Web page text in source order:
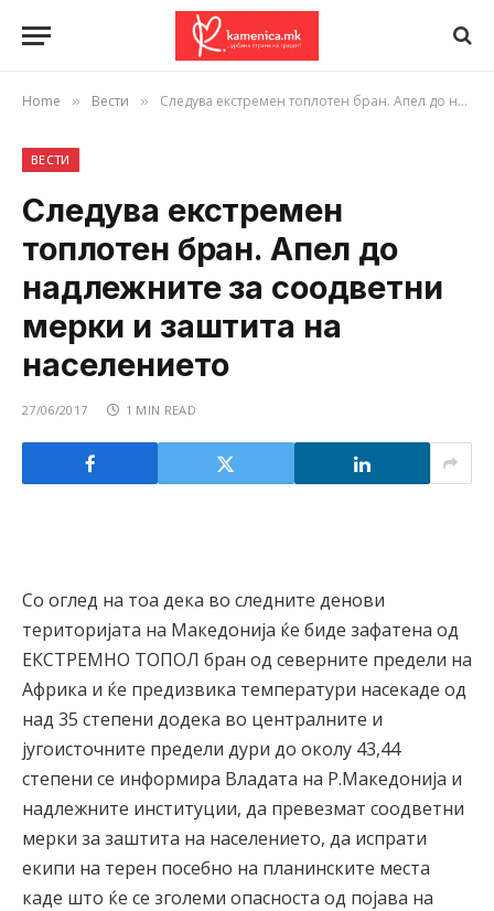
Home » Вести » Следува екстремен топлотен бран. Апел до надлежните за соодветни мерки и заштита на населението
ВЕСТИ
Следува екстремен
топлотен бран. Апел до
надлежните за соодветни
мерки и заштита на
населението
27/06/2017 1 MIN READ
Со оглед на тоа дека во следните денови
територијата на Македонија ќе биде зафатена од
ЕКСТРЕМНО ТОПОЛ бран од северните предели на
Африка и ќе предизвика температури насекаде од
над 35 степени додека во централните и
југоисточните предели дури до околу 43,44
степени се информира Владата на Р.Македонија и
надлежните институции, да превезмат соодветни
мерки за заштита на населението, да испрати
екипи на терен посебно на планинските места
каде што ќе се зголеми опасноста од појава на